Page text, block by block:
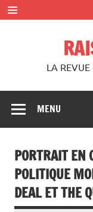
Skip
to
content
LA
MENU
PORTRAIT EN
POLITIQUE
DEAL ET THE